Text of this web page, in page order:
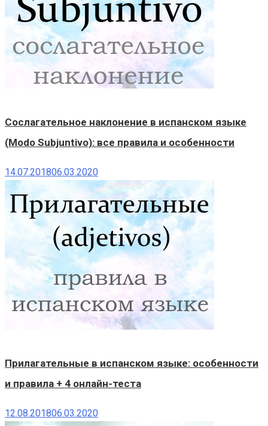
Сослагательное наклонение в испанском языке
(Modo Subjuntivo): все правила и особенности
14.07.201806.03.2020
Прилагательные в испанском языке: особенности
и правила + 4 онлайн-теста
12.08.201806.03.2020